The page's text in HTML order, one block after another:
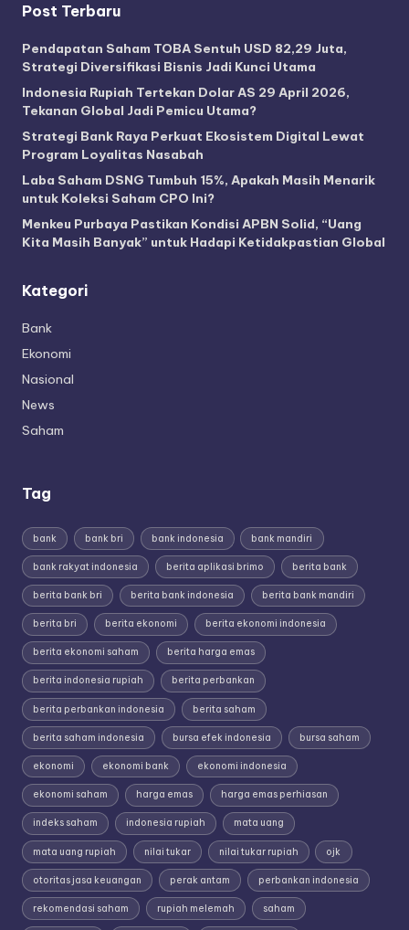
Post Terbaru
Pendapatan Saham TOBA Sentuh USD 82,29 Juta,
Strategi Diversifikasi Bisnis Jadi Kunci Utama
Indonesia Rupiah Tertekan Dolar AS 29 April 2026,
Tekanan Global Jadi Pemicu Utama?
Strategi Bank Raya Perkuat Ekosistem Digital Lewat
Program Loyalitas Nasabah
Laba Saham DSNG Tumbuh 15%, Apakah Masih Menarik
untuk Koleksi Saham CPO Ini?
Menkeu Purbaya Pastikan Kondisi APBN Solid, “Uang
Kita Masih Banyak” untuk Hadapi Ketidakpastian Global
Kategori
Bank
Ekonomi
Nasional
News
Saham
Tag
bank bank bri bank indonesia bank mandiri
bank rakyat indonesia berita aplikasi brimo berita bank
berita bank bri berita bank indonesia berita bank mandiri
berita bri berita ekonomi berita ekonomi indonesia
berita ekonomi saham berita harga emas
berita indonesia rupiah berita perbankan
berita perbankan indonesia berita saham
berita saham indonesia bursa efek indonesia bursa saham
ekonomi ekonomi bank ekonomi indonesia
ekonomi saham harga emas harga emas perhiasan
indeks saham indonesia rupiah mata uang
mata uang rupiah nilai tukar nilai tukar rupiah ojk
otoritas jasa keuangan perak antam perbankan indonesia
rekomendasi saham rupiah melemah saham